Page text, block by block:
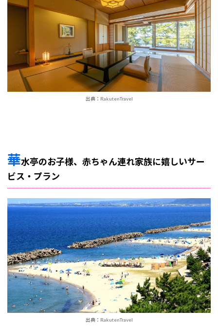
出典：RakutenTravel
華水亭のお子様、赤ちゃん連れ家族に嬉しいサー
ビス・プラン
出典：RakutenTravel